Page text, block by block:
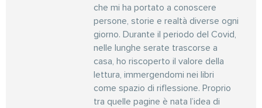
che mi ha portato a conoscere
persone, storie e realtà diverse ogni
giorno. Durante il periodo del Covid,
nelle lunghe serate trascorse a
casa, ho riscoperto il valore della
lettura, immergendomi nei libri
come spazio di riflessione. Proprio
tra quelle pagine è nata l’idea di